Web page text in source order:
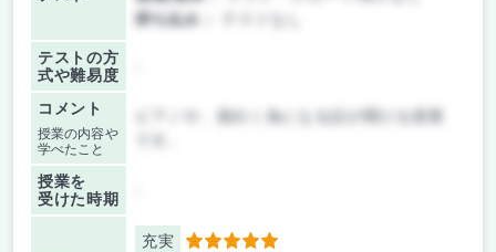
持ち込み：
テストの方
式や難易度
コメント
授業の内容や
学べたこと
ピアノや、面白く為になる話が聞ける授業
授業を
受けた時期
充実 5